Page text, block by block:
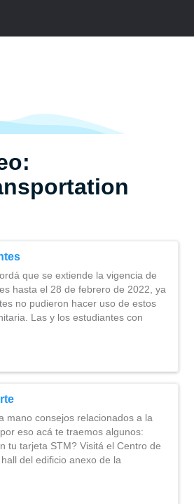
que se extiende la vigencia de
hasta el 28 de febrero de 2022, ya
no pudieron hacer uso de estos
Las y los estudiantes con
mano consejos relacionados a la
eso acá te traemos algunos:
tu tarjeta STM? Visitá el Centro de
del edificio anexo de la